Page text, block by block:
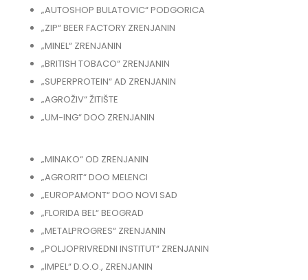
„AUTOSHOP BULATOVIC“ PODGORICA
„ZIP“ BEER FACTORY ZRENJANIN
„MINEL“ ZRENJANIN
„BRITISH TOBACO“ ZRENJANIN
„SUPERPROTEIN“ AD ZRENJANIN
„AGROŽIV“ ŽITIŠTE
„UM-ING“ DOO ZRENJANIN
„MINAKO“ OD ZRENJANIN
„AGRORIT“ DOO MELENCI
„EUROPAMONT“ DOO NOVI SAD
„FLORIDA BEL“ BEOGRAD
„METALPROGRES“ ZRENJANIN
„POLJOPRIVREDNI INSTITUT“ ZRENJANIN
„IMPEL“ D.O.O., ZRENJANIN